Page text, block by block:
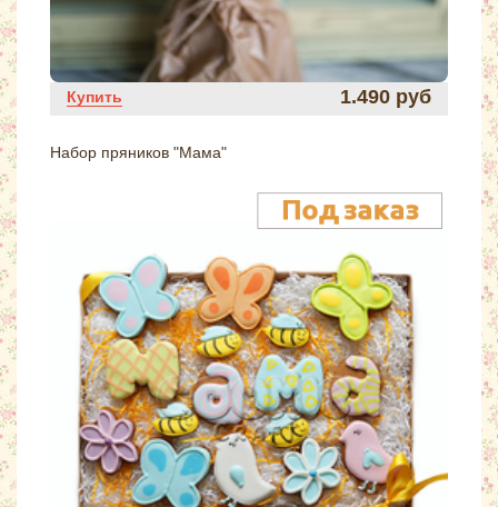
Купить 1.490 руб
Набор пряников "Мама"